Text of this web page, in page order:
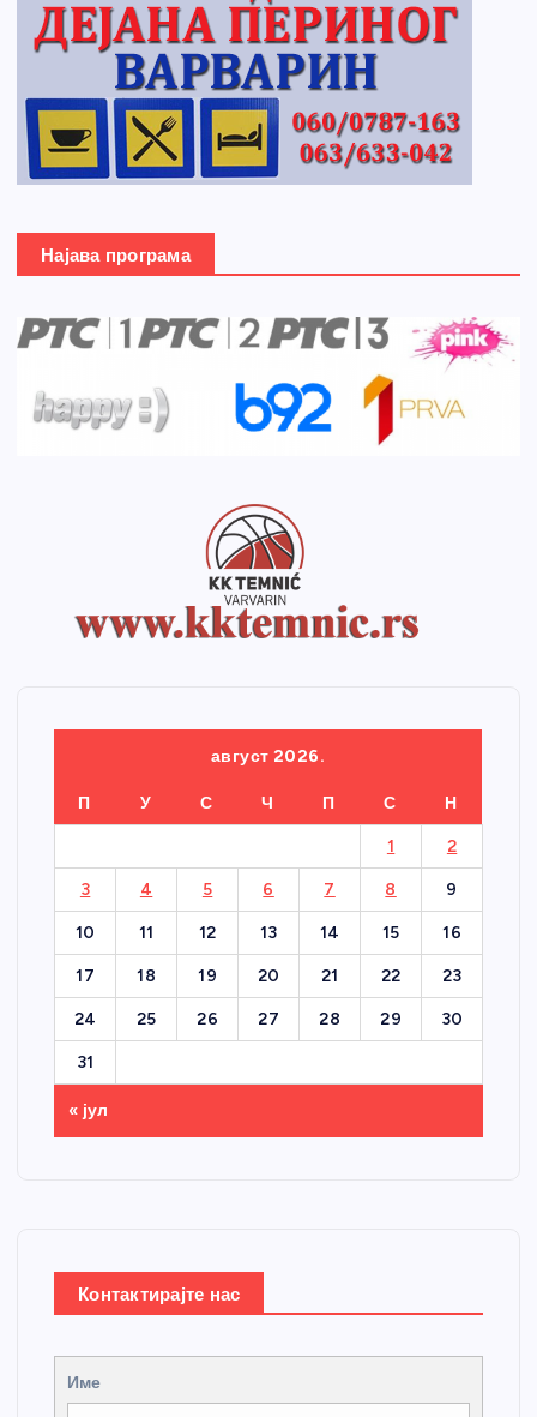
Најава програма
август 2026.
П У С Ч П С Н
1 2
3 4 5 6 7 8 9
10 11 12 13 14 15 16
17 18 19 20 21 22 23
24 25 26 27 28 29 30
31
« јул
Контактирајте нас
Име